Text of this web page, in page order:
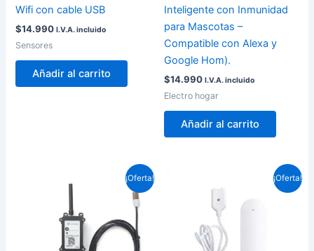
Wifi con cable USB
$14.990 I.V.A. incluido
Sensores
Añadir al carrito
Inteligente con Inmunidad
para Mascotas –
Compatible con Alexa y
Google Hom).
$14.990 I.V.A. incluido
Electro hogar
Añadir al carrito
¡Oferta!
precio
original
era:
$99.900.
$89.900.
¡Oferta!
original
era:
$13.990.
es: